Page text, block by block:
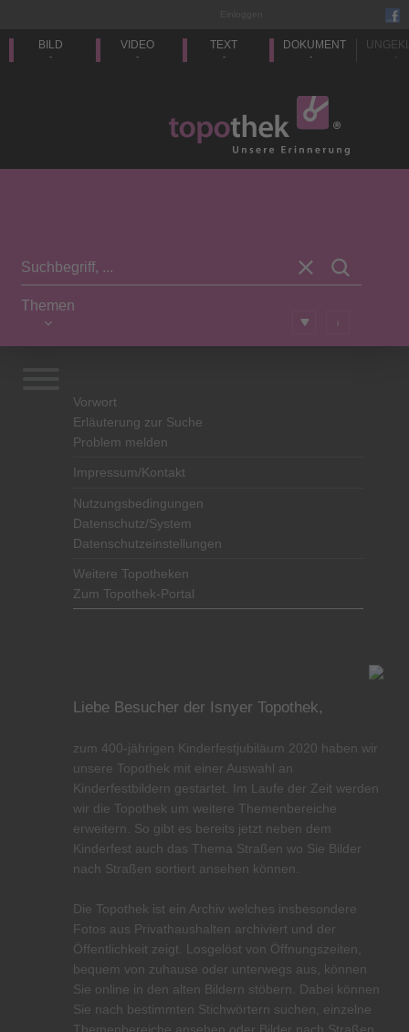
BILD
-
VIDEO
-
TEXT
-
DOKUMENT
- -
Themen
i
Vorwort
Erläuterung zur Suche
Problem melden
Impressum/Kontakt
Nutzungsbedingungen
Datenschutz/System
Datenschutzeinstellungen
Weitere Topotheken
Zum Topothek-Portal
Liebe Besucher der Isnyer Topothek,
zum 400-jährigen Kinderfestjubiläum 2020 haben wir
unsere Topothek mit einer Auswahl an
Kinderfestbildern gestartet. Im Laufe der Zeit werden
wir die Topothek um weitere Themenbereiche
erweitern. So gibt es bereits jetzt neben dem
Kinderfest auch das Thema Straßen wo Sie Bilder
nach Straßen sortiert ansehen können.
Die Topothek ist ein Archiv welches insbesondere
Fotos aus Privathaushalten archiviert und der
Öffentlichkeit zeigt. Losgelöst von Öffnungszeiten,
bequem von zuhause oder unterwegs aus, können
Sie online in den alten Bildern stöbern. Dabei können
Sie nach bestimmten Stichwörtern suchen, einzelne
Themenbereiche ansehen oder Bilder nach Straßen